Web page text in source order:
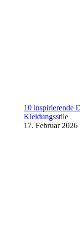
10 inspirierende
Kleidungsstile
17. Februar 2026